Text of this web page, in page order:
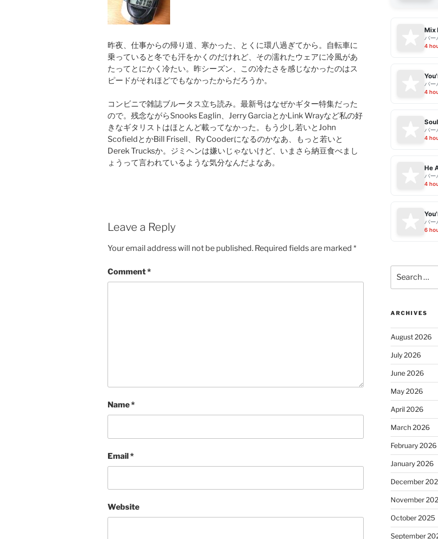
昨夜、仕事からの帰り道、寒かった、とくに環八過ぎてから。自転車に
乗っていると冬でも汗をかくのだけれど、その濡れたウェアに冷風があ
たってとにかく冷たい。昨シーズン、この冷たさを感じなかったのはス
ピードがそれほどでもなかったからだろうか。
コンビニで雑誌ブルータス立ち読み。最新号はなぜかギター特集だった
ので。残念ながらSnooks Eaglin、Jerry GarciaとかLink Wrayなど私の好
きなギタリストはほとんど載ってなかった。もう少し若いとJohn
ScofieldとかBill Frisell、Ry Cooderになるのかなあ、もっと若いと
Derek Trucksか。ジミヘンは嫌いじゃないけど、いまさら納豆食べまし
ょうって言われているような気分なんだよなあ。
Leave a Reply
Your email address will not be published. Required fields are marked *
Comment*
Name*
Email*
Website
Mix
バー
4
バー
4
バー
4
He
バー
4
バー
6
for:
ARCHIVES
August 2026
July 2026
June 2026
May 2026
April 2026
March 2026
February 2026
January 2026
December
November
October 2025
September